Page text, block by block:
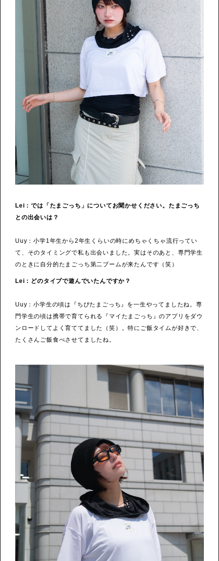
Lei：では「たまごっち」についてお聞かせください。たまごっち
との出会いは？
Uuy：小学1年生から2年生くらいの時にめちゃくちゃ流行ってい
て、そのタイミングで私も出会いました。実はそのあと、専門学生
のときに自分的たまごっち第二ブームが来たんです（笑）
Lei：どのタイプで遊んでいたんですか？
Uuy：小学生の頃は『ちびたまごっち』を一生やってましたね。専
門学生の頃は携帯で育てられる『マイたまごっち』のアプリをダウ
ンロードしてよく育ててました（笑）。特にご飯タイムが好きで、
たくさんご飯食べさせてましたね。